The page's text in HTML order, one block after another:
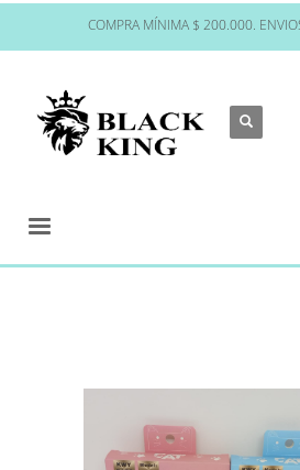
COMPRA MÍNIMA $ 200.000.